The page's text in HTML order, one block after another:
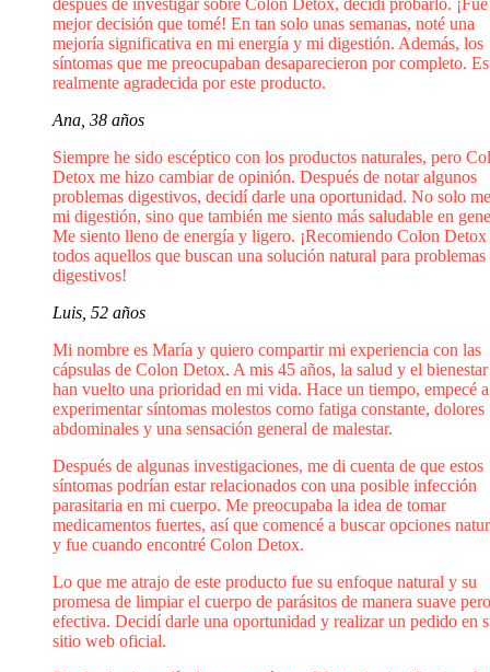
después de investigar sobre Colon Detox, decidí probarlo.
mejor decisión que tomé! En tan solo unas semanas, noté una
mejoría significativa en mi energía y mi digestión. Además, los
síntomas que me preocupaban desaparecieron por completo.
realmente agradecida por este producto.
Ana, 38 años
Siempre he sido escéptico con los productos naturales, pero
Detox me hizo cambiar de opinión. Después de notar algunos
problemas digestivos, decidí darle una oportunidad. No solo
mi digestión, sino que también me siento más saludable en
Me siento lleno de energía y ligero. ¡Recomiendo Colon Detox
todos aquellos que buscan una solución natural para problemas
digestivos!
Luis, 52 años
Mi nombre es María y quiero compartir mi experiencia con las
cápsulas de Colon Detox. A mis 45 años, la salud y el bienestar
han vuelto una prioridad en mi vida. Hace un tiempo, empecé a
experimentar síntomas molestos como fatiga constante, dolores
abdominales y una sensación general de malestar.
Después de algunas investigaciones, me di cuenta de que estos
síntomas podrían estar relacionados con una posible infección
parasitaria en mi cuerpo. Me preocupaba la idea de tomar
medicamentos fuertes, así que comencé a buscar opciones
y fue cuando encontré Colon Detox.
Lo que me atrajo de este producto fue su enfoque natural y su
promesa de limpiar el cuerpo de parásitos de manera suave pero
efectiva. Decidí darle una oportunidad y realizar un pedido en
sitio web oficial.